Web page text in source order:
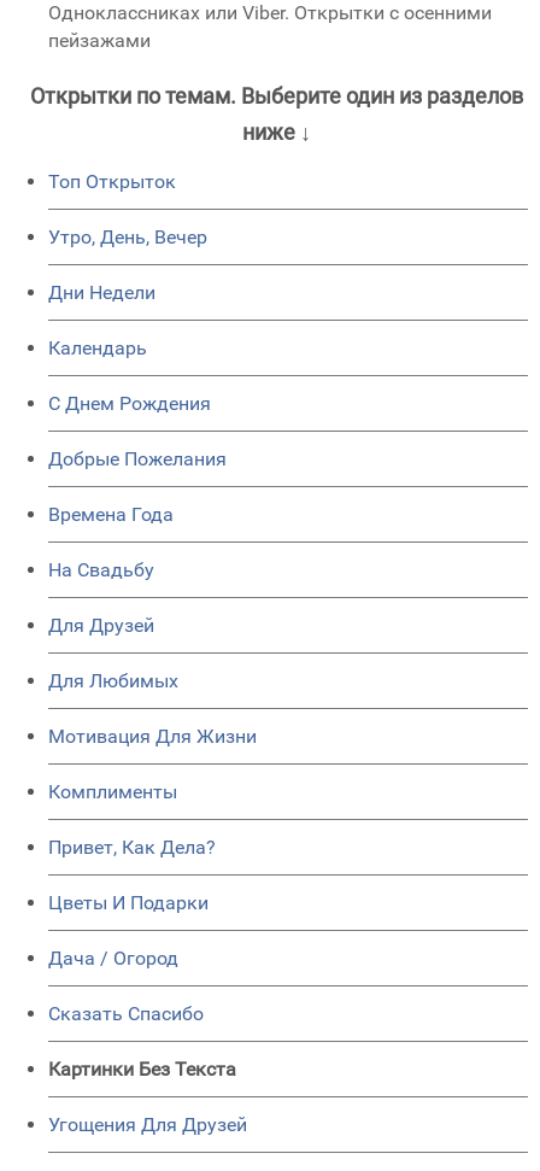
Одноклассниках или Viber. Открытки с осенними
пейзажами
Открытки по темам. Выберите один из разделов
ниже ↓
Топ Открыток
Утро, День, Вечер
Дни Недели
Календарь
C Днем Рождения
Добрые Пожелания
Времена Года
На Свадьбу
Для Друзей
Для Любимых
Мотивация Для Жизни
Комплименты
Привет, Как Дела?
Цветы И Подарки
Дача / Огород
Сказать Спасибо
Картинки Без Текста
Угощения Для Друзей